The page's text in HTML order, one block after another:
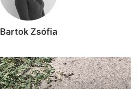
Bartok Zsófia